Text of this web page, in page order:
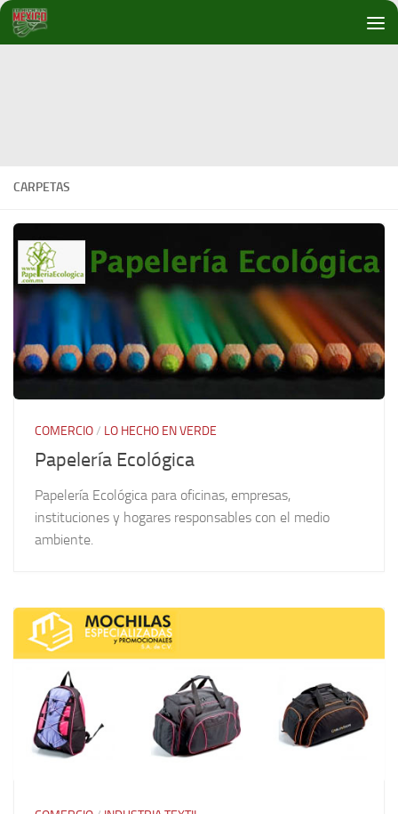
Debajo del contenido
CARPETAS
COMERCIO/ LO HECHO EN VERDE
Papelería Ecológica
Papelería Ecológica para oficinas, empresas,
instituciones y hogares responsables con el medio
ambiente.